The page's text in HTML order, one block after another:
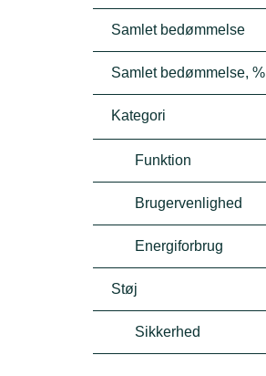
Samlet bedømmelse
Samlet bedømmelse, %
Kategori
Funktion
Brugervenlighed
Energiforbrug
Støj
Sikkerhed